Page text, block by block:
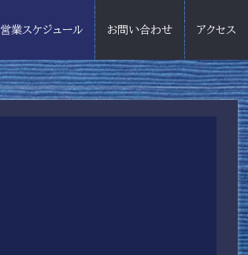
営業スケジュール お問い合わせ アクセス